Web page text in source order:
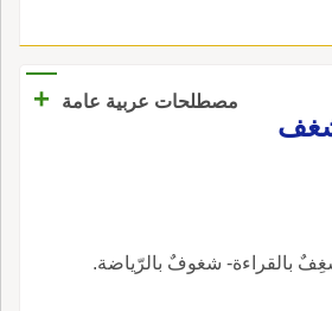
مصطلحات عربية عامة +
بالقراءة- شغوفٌ بالرّياضة.